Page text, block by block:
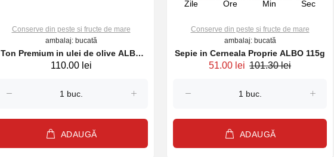
Conserve din peste si fructe de mare
ambalaj: bucată
Ton Premium in ulei de olive ALBO
3*80g
110.00 lei
ADAUGĂ
Zile Ore Min Sec
Conserve din peste si fructe de mare
ambalaj: bucată
Sepie in Cerneala Proprie ALBO 115g
51.00 lei 101.30 lei
ADAUGĂ